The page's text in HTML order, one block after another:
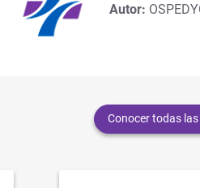
Autor:
Conocer todas